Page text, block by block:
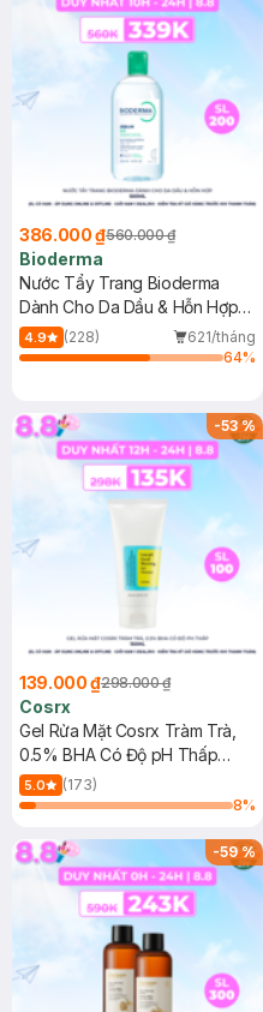
386.000 ₫560.000 ₫
Bioderma
Nước Tẩy Trang Bioderma
Dành Cho Da Dầu & Hỗn Hợp
500ml
4.9 (228)
621/tháng
64%
-53%
139.000 ₫298.000 ₫
Cosrx
Gel Rửa Mặt Cosrx Tràm Trà,
0.5% BHA Có Độ pH Thấp
150ml
5.0
(173)
8%
-59%